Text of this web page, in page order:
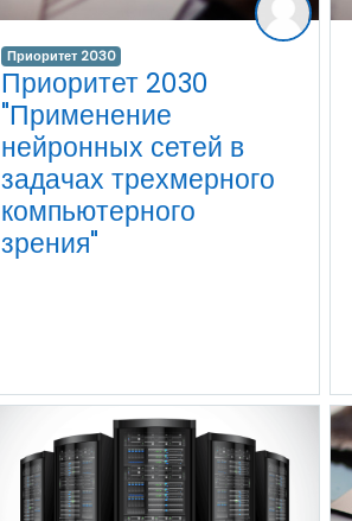
Приоритет 2030
Приоритет 2030
"Применение
нейронных сетей в
задачах трехмерного
компьютерного
зрения"